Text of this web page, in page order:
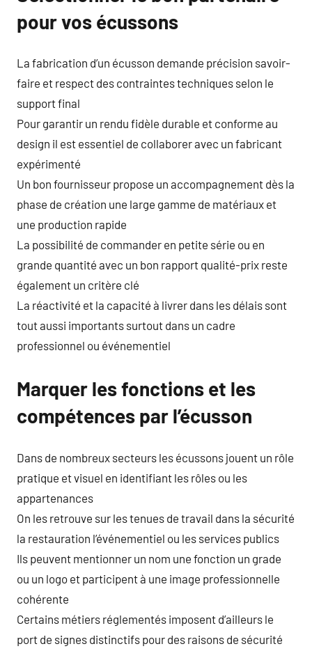
pour vos écussons
La fabrication d’un écusson demande précision savoir-
faire et respect des contraintes techniques selon le
support final
Pour garantir un rendu fidèle durable et conforme au
design il est essentiel de collaborer avec un fabricant
expérimenté
Un bon fournisseur propose un accompagnement dès la
phase de création une large gamme de matériaux et
une production rapide
La possibilité de commander en petite série ou en
grande quantité avec un bon rapport qualité-prix reste
également un critère clé
La réactivité et la capacité à livrer dans les délais sont
tout aussi importants surtout dans un cadre
professionnel ou événementiel
Marquer les fonctions et les
compétences par l’écusson
Dans de nombreux secteurs les écussons jouent un rôle
pratique et visuel en identifiant les rôles ou les
appartenances
On les retrouve sur les tenues de travail dans la sécurité
la restauration l’événementiel ou les services publics
Ils peuvent mentionner un nom une fonction un grade
ou un logo et participent à une image professionnelle
cohérente
Certains métiers réglementés imposent d’ailleurs le
port de signes distinctifs pour des raisons de sécurité